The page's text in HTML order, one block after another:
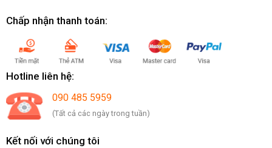
Chấp nhận thanh toán:
Hotline liên hệ:
090 485 5959
(Tất cả các ngày trong tuần)
Kết nối với chúng tôi